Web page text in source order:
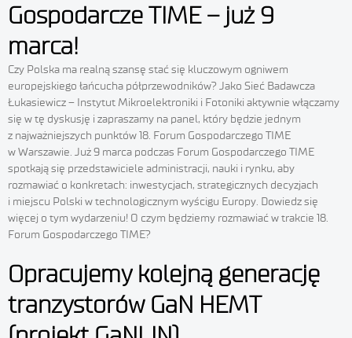
Gospodarcze TIME – już 9
marca!
Czy Polska ma realną szansę stać się kluczowym ogniwem
europejskiego łańcucha półprzewodników? Jako Sieć Badawcza
Łukasiewicz – Instytut Mikroelektroniki i Fotoniki aktywnie włączamy
się w tę dyskusję i zapraszamy na panel, który będzie jednym
z najważniejszych punktów 18. Forum Gospodarczego TIME
w Warszawie. Już 9 marca podczas Forum Gospodarczego TIME
spotkają się przedstawiciele administracji, nauki i rynku, aby
rozmawiać o konkretach: inwestycjach, strategicznych decyzjach
i miejscu Polski w technologicznym wyścigu Europy. Dowiedz się
więcej o tym wydarzeniu! O czym będziemy rozmawiać w trakcie 18.
Forum Gospodarczego TIME?
Opracujemy kolejną generację
tranzystorów GaN HEMT